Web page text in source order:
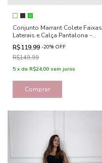
Conjunto Marrant Colete Faixas
Laterais e Calça Pantalona -
Isabela
R$119,99 -20% OFF
R$149,99
5 x de R$24,00 sem juros
Comprar